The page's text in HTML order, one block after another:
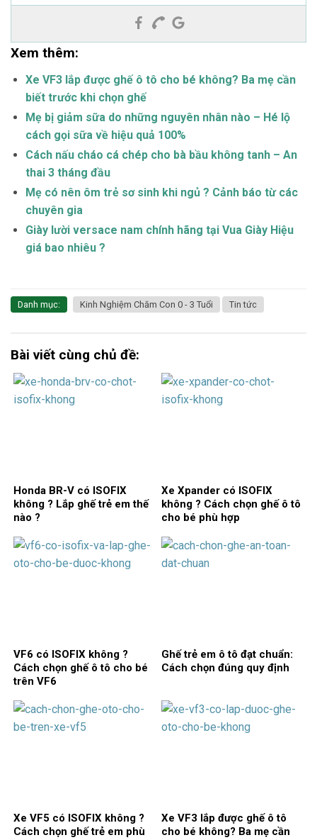
Xem thêm:
Xe VF3 lắp được ghế ô tô cho bé không? Ba mẹ cần
biết trước khi chọn ghế
Mẹ bị giảm sữa do những nguyên nhân nào – Hé lộ
cách gọi sữa về hiệu quả 100%
Cách nấu cháo cá chép cho bà bầu không tanh – An
thai 3 tháng đầu
Mẹ có nên ôm trẻ sơ sinh khi ngủ ? Cảnh báo từ các
chuyên gia
Giày lười versace nam chính hãng tại Vua Giày Hiệu
giá bao nhiêu ?
Danh mục: Kinh Nghiệm Chăm Con 0 - 3 Tuổi Tin tức
Bài viết cùng chủ đề:
Honda BR-V có ISOFIX
không ? Lắp ghế trẻ em thế
nào ?
Xe Xpander có ISOFIX
không ? Cách chọn ghế ô tô
cho bé phù hợp
VF6 có ISOFIX không ?
Cách chọn ghế ô tô cho bé
trên VF6
Ghế trẻ em ô tô đạt chuẩn:
Cách chọn đúng quy định
Xe VF5 có ISOFIX không ?
Cách chọn ghế trẻ em phù
Xe VF3 lắp được ghế ô tô
cho bé không? Ba mẹ cần